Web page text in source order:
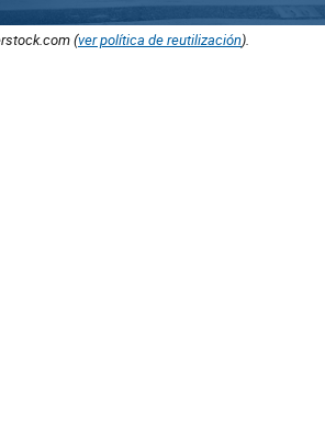
(ver política de reutilización).